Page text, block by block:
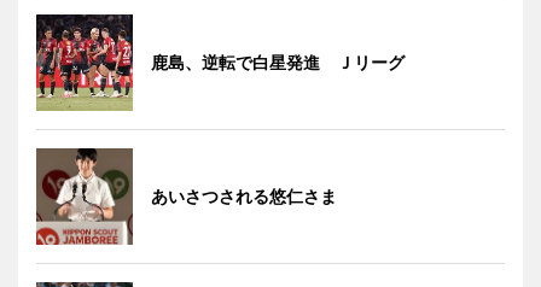
鹿島、逆転で白星発進 Ｊリーグ
あいさつされる悠仁さま